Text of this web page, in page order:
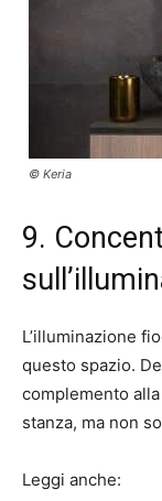
© Keria
9.
L’illuminazione
questo spazio.
complemento
stanza, ma non
Leggi anche: